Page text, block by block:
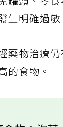
罐頭、零
生明確過
藥物治療
的食物。